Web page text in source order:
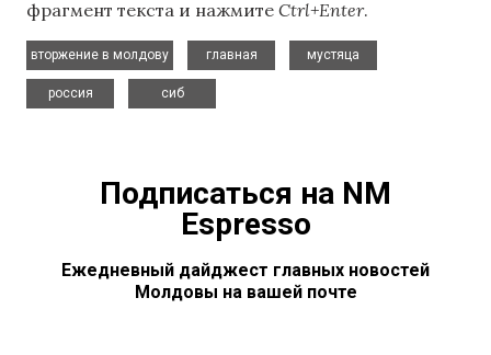
фрагмент текста и нажмите Ctrl+Enter.
вторжение в молдову
главная
мустяца
россия
сиб
Подписаться на NM
Espresso
Ежедневный дайджест главных новостей
Молдовы на вашей почте